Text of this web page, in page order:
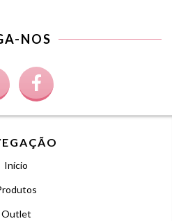
NOS
Início
Outlet